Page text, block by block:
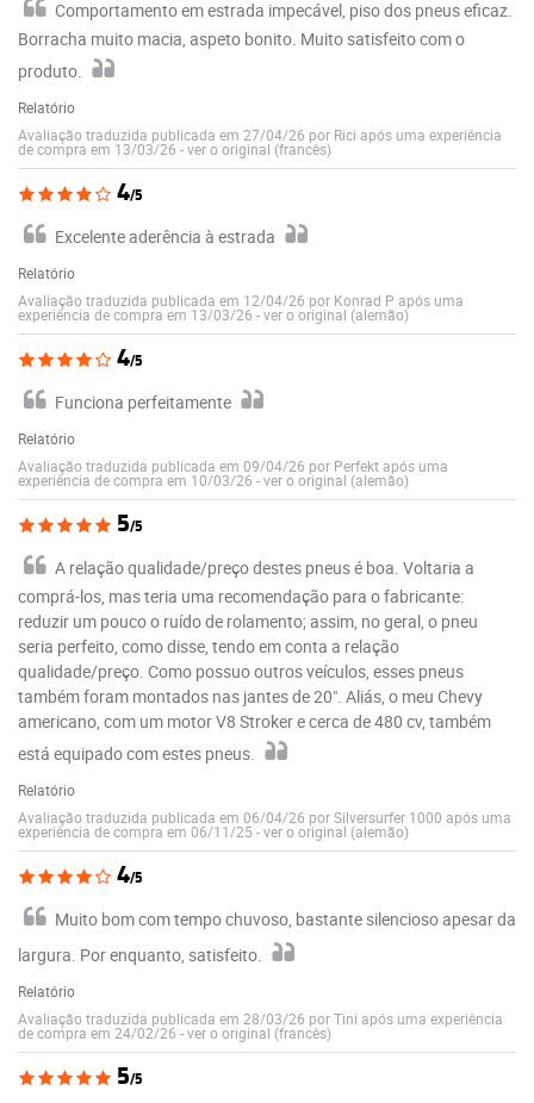
Comportamento em estrada impecável, piso dos pneus eficaz.
Borracha muito macia, aspeto bonito. Muito satisfeito com o
produto.
Relatório
Avaliação traduzida publicada em 27/04/26 por Rici após uma experiência
de compra em 13/03/26 -ver o original (francês)
4/5
Excelente aderência à estrada
Relatório
Avaliação traduzida publicada em 12/04/26 por Konrad P após uma
experiência de compra em 13/03/26 -ver o original (alemão)
4/5
Funciona perfeitamente
Relatório
Avaliação traduzida publicada em 09/04/26 por Perfekt após uma
experiência de compra em 10/03/26 -ver o original (alemão)
5/5
A relação qualidade/preço destes pneus é boa. Voltaria a
comprá-los, mas teria uma recomendação para o fabricante:
reduzir um pouco o ruído de rolamento; assim, no geral, o pneu
seria perfeito, como disse, tendo em conta a relação
qualidade/preço. Como possuo outros veículos, esses pneus
também foram montados nas jantes de 20". Aliás, o meu Chevy
americano, com um motor V8 Stroker e cerca de 480 cv, também
está equipado com estes pneus.
Relatório
Avaliação traduzida publicada em 06/04/26 por Silversurfer 1000 após uma
experiência de compra em 06/11/25 -ver o original (alemão)
4/5
Muito bom com tempo chuvoso, bastante silencioso apesar da
largura. Por enquanto, satisfeito.
Relatório
Avaliação traduzida publicada em 28/03/26 por Tini após uma experiência
de compra em 24/02/26 -ver o original (francês)
5/5